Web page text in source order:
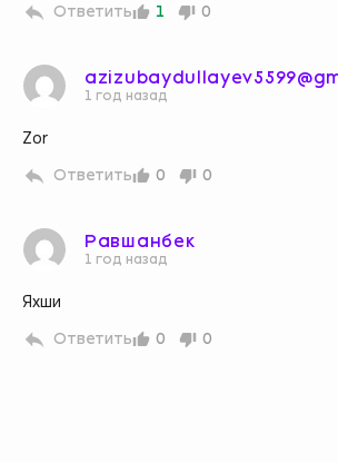
1 0
Ответить
1 год назад
Zor
0 0
Ответить
Равшанбек
1 год назад
Яхши
0 0
Ответить